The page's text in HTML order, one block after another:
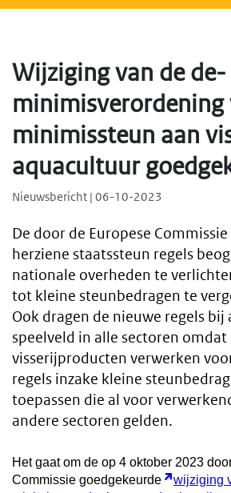
Wijziging van de de-
minimisverordening
minimissteun aan
aquacultuur
Nieuwsbericht | 06-10-2023
De door de Europese
herziene staatssteun regels
nationale overheden te
tot kleine steunbedragen te
Ook dragen de nieuwe regels bij
speelveld in alle sectoren
visserijproducten verwerken
regels inzake kleine
toepassen die al voor
andere sectoren gelden.
Het gaat om de op 4 oktober 2023
Commissie goedgekeurde
wijziging